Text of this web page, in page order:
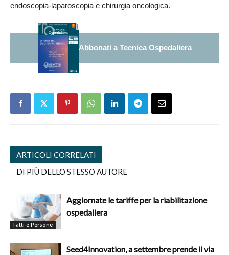
endoscopia-laparoscopia e chirurgia oncologica.
Abbonati a Tecnica Ospedaliera
ARTICOLI CORRELATI
DI PIÙ DELLO STESSO AUTORE
Fatti e Persone
Aggiornate le tariffe per la riabilitazione
ospedaliera
Seed4Innovation, a settembre prende il via